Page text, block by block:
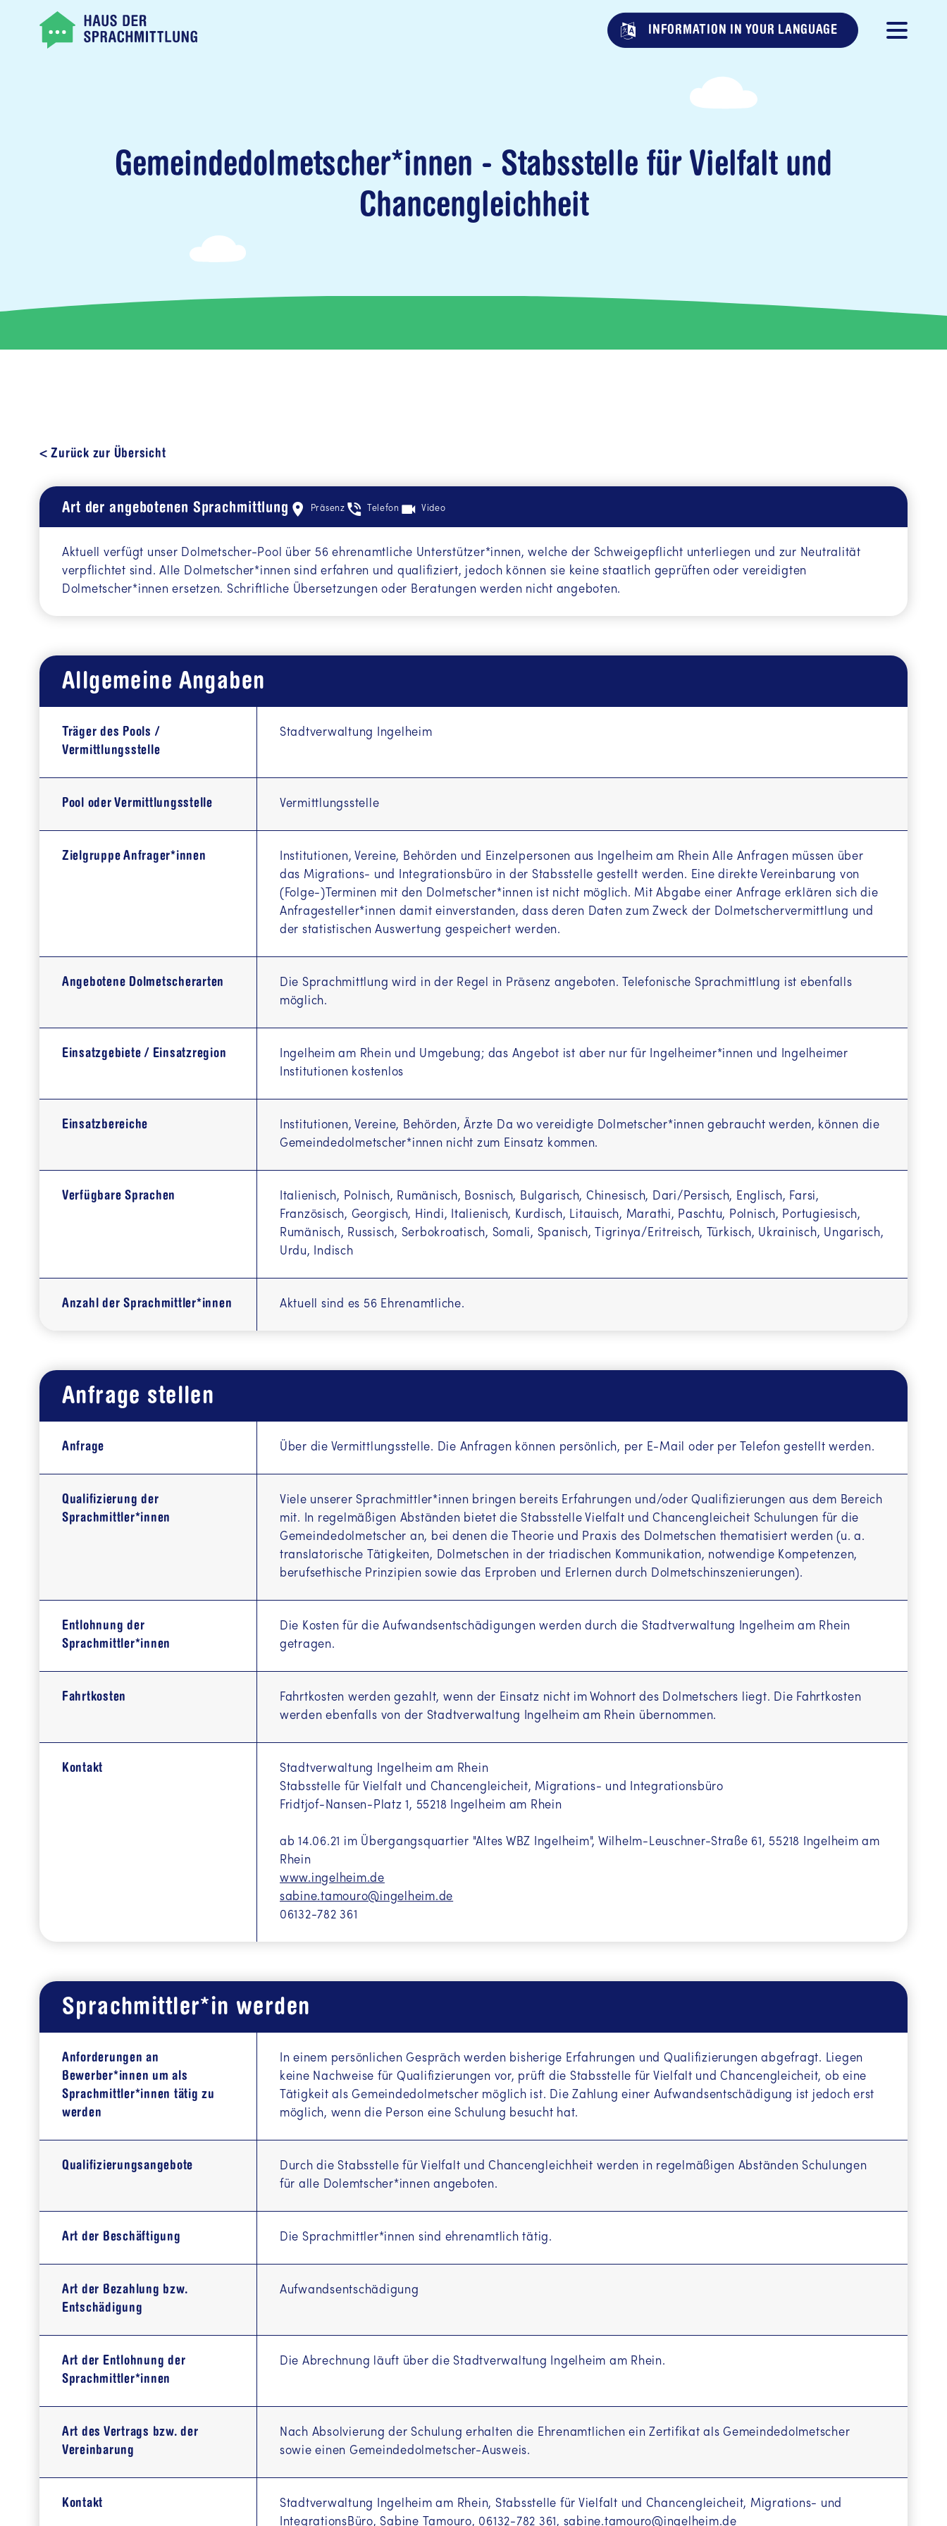
INFORMATION IN YOUR LANGUAGE
Türkçe bilgi (Türkisch (TR))
زانیاری بە زمانی کوردی سۆرانی (Kurdisch - Sorani (KU))
Agahî bi kurdî-kurmancî (Kurmanji (Kurdisch - KMR))
Informations en français
Інформація українською мовою (Ukrainisch (UK))
معلومات باللغة العربية (Arabisch (AR))
Gemeindedolmetscher*innen - Stabsstelle für Vielfalt und
Chancengleichheit
< Zurück zur Übersicht
Art der angebotenen Sprachmittlung Präsenz Telefon Video
Aktuell verfügt unser Dolmetscher-Pool über 56 ehrenamtliche Unterstützer*innen, welche der Schweigepflicht unterliegen und zur Neutralität
verpflichtet sind. Alle Dolmetscher*innen sind erfahren und qualifiziert, jedoch können sie keine staatlich geprüften oder vereidigten
Dolmetscher*innen ersetzen. Schriftliche Übersetzungen oder Beratungen werden nicht angeboten.
Allgemeine Angaben
Träger des Pools /
Vermittlungsstelle
Stadtverwaltung Ingelheim
Pool oder Vermittlungsstelle Vermittlungsstelle
Zielgruppe Anfrager*innen
Institutionen, Vereine, Behörden und Einzelpersonen aus Ingelheim am Rhein Alle Anfragen müssen über
das Migrations- und Integrationsbüro in der Stabsstelle gestellt werden. Eine direkte Vereinbarung von
(Folge-)Terminen mit den Dolmetscher*innen ist nicht möglich. Mit Abgabe einer Anfrage erklären sich die
Anfragesteller*innen damit einverstanden, dass deren Daten zum Zweck der Dolmetschervermittlung und
der statistischen Auswertung gespeichert werden.
Angebotene Dolmetscherarten
Die Sprachmittlung wird in der Regel in Präsenz angeboten. Telefonische Sprachmittlung ist ebenfalls
möglich.
Einsatzgebiete / Einsatzregion
Ingelheim am Rhein und Umgebung; das Angebot ist aber nur für Ingelheimer*innen und Ingelheimer
Institutionen kostenlos
Einsatzbereiche
Institutionen, Vereine, Behörden, Ärzte Da wo vereidigte Dolmetscher*innen gebraucht werden, können die
Gemeindedolmetscher*innen nicht zum Einsatz kommen.
Verfügbare Sprachen
Italienisch, Polnisch, Rumänisch, Bosnisch, Bulgarisch, Chinesisch, Dari/Persisch, Englisch, Farsi,
Französisch, Georgisch, Hindi, Italienisch, Kurdisch, Litauisch, Marathi, Paschtu, Polnisch, Portugiesisch,
Rumänisch, Russisch, Serbokroatisch, Somali, Spanisch, Tigrinya/Eritreisch, Türkisch, Ukrainisch, Ungarisch,
Urdu, Indisch
Anzahl der Sprachmittler*innen Aktuell sind es 56 Ehrenamtliche.
Anfrage stellen
Anfrage Über die Vermittlungsstelle. Die Anfragen können persönlich, per E-Mail oder per Telefon gestellt werden.
Qualifizierung der
Sprachmittler*innen
Viele unserer Sprachmittler*innen bringen bereits Erfahrungen und/oder Qualifizierungen aus dem Bereich
mit. In regelmäßigen Abständen bietet die Stabsstelle Vielfalt und Chancengleicheit Schulungen für die
Gemeindedolmetscher an, bei denen die Theorie und Praxis des Dolmetschen thematisiert werden (u. a.
translatorische Tätigkeiten, Dolmetschen in der triadischen Kommunikation, notwendige Kompetenzen,
berufsethische Prinzipien sowie das Erproben und Erlernen durch Dolmetschinszenierungen).
Entlohnung der
Sprachmittler*innen
Die Kosten für die Aufwandsentschädigungen werden durch die Stadtverwaltung Ingelheim am Rhein
getragen.
Fahrtkosten
Fahrtkosten werden gezahlt, wenn der Einsatz nicht im Wohnort des Dolmetschers liegt. Die Fahrtkosten
werden ebenfalls von der Stadtverwaltung Ingelheim am Rhein übernommen.
Kontakt
Stadtverwaltung Ingelheim am Rhein
Stabsstelle für Vielfalt und Chancengleicheit, Migrations- und Integrationsbüro
Fridtjof-Nansen-Platz 1, 55218 Ingelheim am Rhein
ab 14.06.21 im Übergangsquartier "Altes WBZ Ingelheim", Wilhelm-Leuschner-Straße 61, 55218 Ingelheim am
Rhein
www.ingelheim.de
sabine.tamouro@ingelheim.de
06132-782 361
Sprachmittler*in werden
Anforderungen an
Bewerber*innen um als
Sprachmittler*innen tätig zu
werden
In einem persönlichen Gespräch werden bisherige Erfahrungen und Qualifizierungen abgefragt. Liegen
keine Nachweise für Qualifizierungen vor, prüft die Stabsstelle für Vielfalt und Chancengleicheit, ob eine
Tätigkeit als Gemeindedolmetscher möglich ist. Die Zahlung einer Aufwandsentschädigung ist jedoch erst
möglich, wenn die Person eine Schulung besucht hat.
Qualifizierungsangebote
Durch die Stabsstelle für Vielfalt und Chancengleichheit werden in regelmäßigen Abständen Schulungen
für alle Dolemtscher*innen angeboten.
Art der Beschäftigung Die Sprachmittler*innen sind ehrenamtlich tätig.
Art der Bezahlung bzw.
Entschädigung
Aufwandsentschädigung
Art der Entlohnung der
Sprachmittler*innen
Die Abrechnung läuft über die Stadtverwaltung Ingelheim am Rhein.
Art des Vertrags bzw. der
Vereinbarung
Nach Absolvierung der Schulung erhalten die Ehrenamtlichen ein Zertifikat als Gemeindedolmetscher
sowie einen Gemeindedolmetscher-Ausweis.
Kontakt
Stadtverwaltung Ingelheim am Rhein, Stabsstelle für Vielfalt und Chancengleicheit, Migrations- und
IntegrationsBüro, Sabine Tamouro, 06132-782 361, sabine.tamouro@ingelheim.de